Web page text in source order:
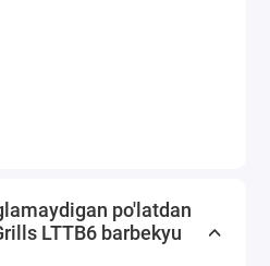
po'latdan
LTTB6 barbekyu